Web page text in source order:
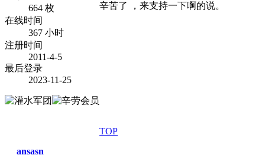
664 枚
在线时间
367 小时
注册时间
2011-4-5
最后登录
2023-11-25
辛苦了 ，来支持一下啊的说。
TOP
ansasn